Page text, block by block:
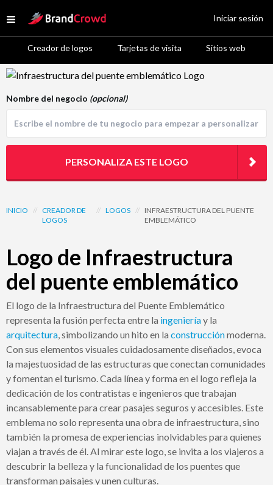
Open menu
Site Logo
Creador de logos Tarjetas de visita Sitios web
Iniciar sesión
Logo Template Preview
INICIO // CREADOR DE
LOGOS
// LOGOS //
INFRAESTRUCTURA DEL PUENTE
EMBLEMÁTICO
Logo de Infraestructura
del puente emblemático
El logo de la Infraestructura del Puente Emblemático
representa la fusión perfecta entre la ingenieríay la
arquitectura, simbolizando un hito en la construcciónmoderna.
Con sus elementos visuales cuidadosamente diseñados, evoca
la majestuosidad de las estructuras que conectan comunidades
y fomentan el turismo. Cada línea y forma en el logo refleja la
dedicación de los contratistas e ingenieros que trabajan
incansablemente para crear pasajes seguros y accesibles. Este
emblema no solo representa una obra de infraestructura, sino
también la promesa de experiencias inolvidables para quienes
viajan a través de él. Al mirar este logo, se invita a los viajeros a
descubrir la belleza y la funcionalidad de los puentes que
transforman paisajes y unen culturas.
Nombre del negocio (opcional)
PERSONALIZA ESTE LOGO